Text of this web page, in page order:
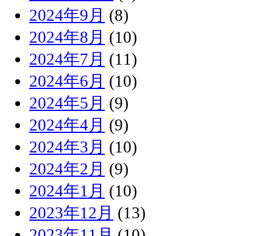
2024年9月 (8)
2024年8月 (10)
2024年7月 (11)
2024年6月 (10)
2024年5月 (9)
2024年4月 (9)
2024年3月 (10)
2024年2月 (9)
2024年1月 (10)
2023年12月 (13)